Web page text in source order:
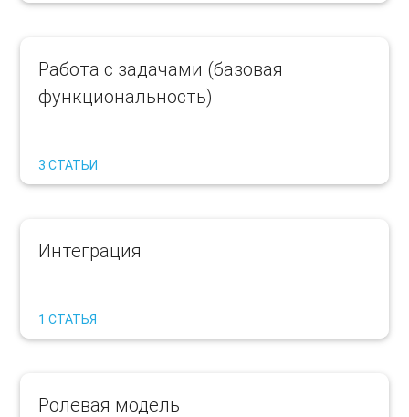
Работа с задачами (базовая
функциональность)
3 СТАТЬИ
Интеграция
1 СТАТЬЯ
Ролевая модель